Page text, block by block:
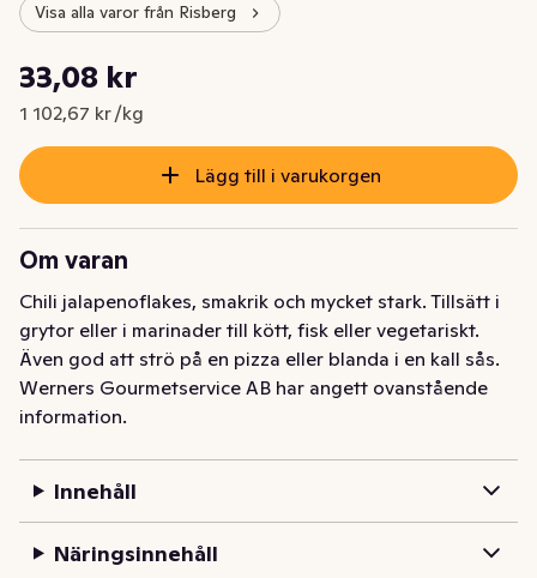
Visa alla varor från Risberg
Nuvarande pris är: 33,08 kr
33,08 kr
1 102,67 kr /kg
Styckpris: 1 102,67 kr /kg
Lägg till i varukorgen
Om varan
Chili jalapenoflakes, smakrik och mycket stark. Tillsätt i
grytor eller i marinader till kött, fisk eller vegetariskt.
Även god att strö på en pizza eller blanda i en kall sås.
Werners Gourmetservice AB har angett ovanstående
information.
Innehåll
Näringsinnehåll